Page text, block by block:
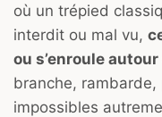
où un trépied
interdit ou mal vu,
ou s’enroule
branche, rambarde,
impossibles